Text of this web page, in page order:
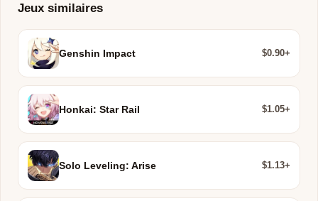
Jeux similaires
Genshin Impact $0.90+
Honkai: Star Rail $1.05+
Solo Leveling: Arise $1.13+